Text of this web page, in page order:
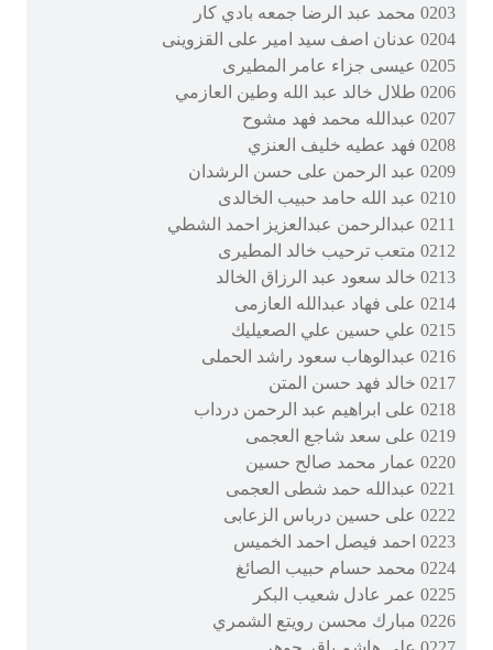
0203 محمد عبد الرضا جمعه بادي كار
0204 عدنان اصف سيد امير على القزوينى
0205 عيسى جزاء عامر المطيرى
0206 طلال خالد عبد الله وطين العازمي
0207 عبدالله محمد فهد مشوح
0208 فهد عطيه خليف العنزي
0209 عبد الرحمن على حسن الرشدان
0210 عبد الله حامد حبيب الخالدى
0211 عبدالرحمن عبدالعزيز احمد الشطي
0212 متعب ترحيب خالد المطيرى
0213 خالد سعود عبد الرزاق الخالد
0214 على فهاد عبدالله العازمى
0215 علي حسين علي الصعيليك
0216 عبدالوهاب سعود راشد الحملى
0217 خالد فهد حسن المتن
0218 على ابراهيم عبد الرحمن درداب
0219 على سعد شاجع العجمى
0220 عمار محمد صالح حسين
0221 عبدالله حمد شطى العجمى
0222 على حسين درباس الزعابى
0223 احمد فيصل احمد الخميس
0224 محمد حسام حبيب الصائغ
0225 عمر عادل شعيب البكر
0226 مبارك محسن رويتع الشمري